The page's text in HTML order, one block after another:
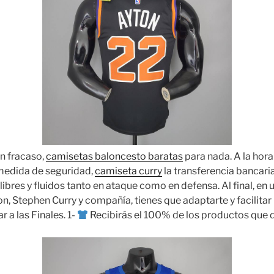
fracaso,camisetas baloncesto baratas para nada. A la
de seguridad,camiseta curry la transferencia
y fluidos tanto en ataque como en defensa. Al final, en
Stephen Curry y compañía, tienes que adaptarte y facilitar
a las Finales. 1-
Recibirás el 100% de los productos que